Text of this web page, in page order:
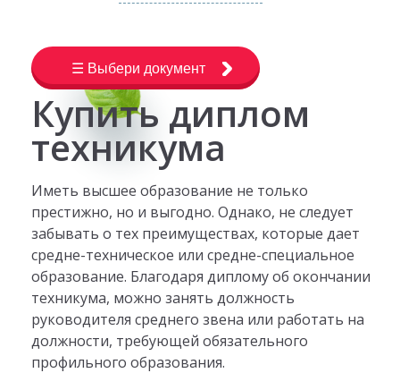
☰ Выбери документ
Купить диплом
техникума
Иметь высшее образование не только
престижно, но и выгодно. Однако, не следует
забывать о тех преимуществах, которые дает
средне-техническое или средне-специальное
образование. Благодаря диплому об окончании
техникума, можно занять должность
руководителя среднего звена или работать на
должности, требующей обязательного
профильного образования.